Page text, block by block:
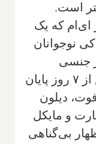
است.
ای‌ام که یک
هاکی نوجوانان
جنسی
دسته‌جمعی‌ست، سرانجام پس از ۷ روز پایان
دیلون
و مایکل
بی‌گناهی